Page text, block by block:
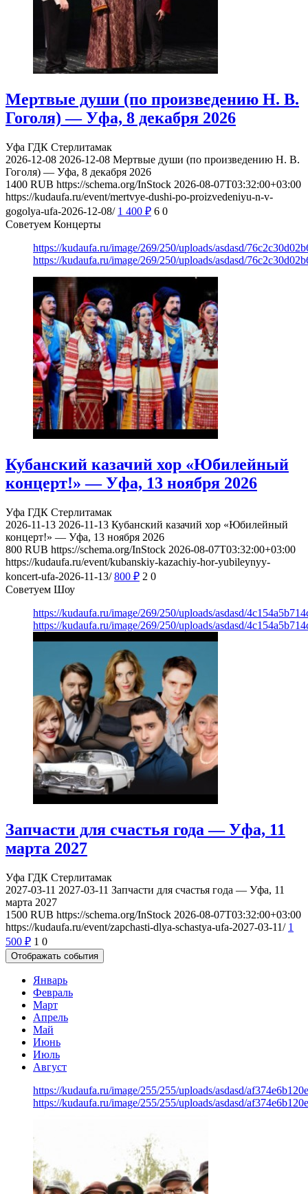
Мертвые души (по произведению Н. В.
Гоголя) — Уфа, 8 декабря 2026
Уфа ГДК Стерлитамак
2026-12-08 2026-12-08 Мертвые души (по произведению Н. В.
Гоголя) — Уфа, 8 декабря 2026
1400 RUB https://schema.org/InStock 2026-08-07T03:32:00+03:00
https://kudaufa.ru/event/mertvye-dushi-po-proizvedeniyu-n-v-
gogolya-ufa-2026-12-08/ 1 400 ₽ 6 0
Советуем Концерты
https://kudaufa.ru/image/269/250/uploads/asdasd/
https://kudaufa.ru/image/269/250/uploads/asdasd/
Кубанский казачий хор «Юбилейный
концерт!» — Уфа, 13 ноября 2026
Уфа ГДК Стерлитамак
2026-11-13 2026-11-13 Кубанский казачий хор «Юбилейный
концерт!» — Уфа, 13 ноября 2026
800 RUB https://schema.org/InStock 2026-08-07T03:32:00+03:00
https://kudaufa.ru/event/kubanskiy-kazachiy-hor-yubileynyy-
koncert-ufa-2026-11-13/ 800 ₽ 2 0
Советуем Шоу
https://kudaufa.ru/image/269/250/uploads/asdasd/
https://kudaufa.ru/image/269/250/uploads/asdasd/
Запчасти для счастья года — Уфа, 11
марта 2027
Уфа ГДК Стерлитамак
2027-03-11 2027-03-11 Запчасти для счастья года — Уфа, 11
марта 2027
1500 RUB https://schema.org/InStock 2026-08-07T03:32:00+03:00
https://kudaufa.ru/event/zapchasti-dlya-schastya-ufa-2027-03-11/ 1
500 ₽ 1 0
Отображать события
Январь
Февраль
Март
Апрель
Май
Июнь
Июль
Август
https://kudaufa.ru/image/255/255/uploads/asdasd/
https://kudaufa.ru/image/255/255/uploads/asdasd/